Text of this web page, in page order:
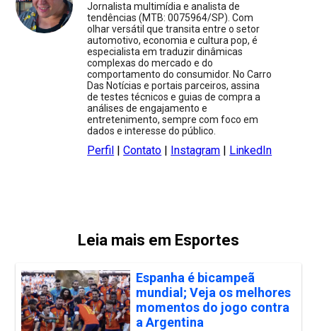
Jornalista multimídia e analista de
tendências (MTB: 0075964/SP). Com
olhar versátil que transita entre o setor
automotivo, economia e cultura pop, é
especialista em traduzir dinâmicas
complexas do mercado e do
comportamento do consumidor. No Carro
Das Notícias e portais parceiros, assina
de testes técnicos e guias de compra a
análises de engajamento e
entretenimento, sempre com foco em
dados e interesse do público.
Perfil |Contato Instagram LinkedIn
Leia mais em Esportes
Espanha é bicampeã
mundial; Veja os melhores
momentos do jogo contra
a Argentina